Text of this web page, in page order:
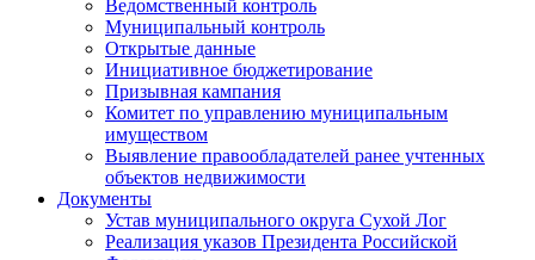
Ведомственный контроль
Муниципальный контроль
Открытые данные
Инициативное бюджетирование
Призывная кампания
Комитет по управлению муниципальным
имуществом
Выявление правообладателей ранее учтенных
объектов недвижимости
Документы
Устав муниципального округа Сухой Лог
Реализация указов Президента Российской